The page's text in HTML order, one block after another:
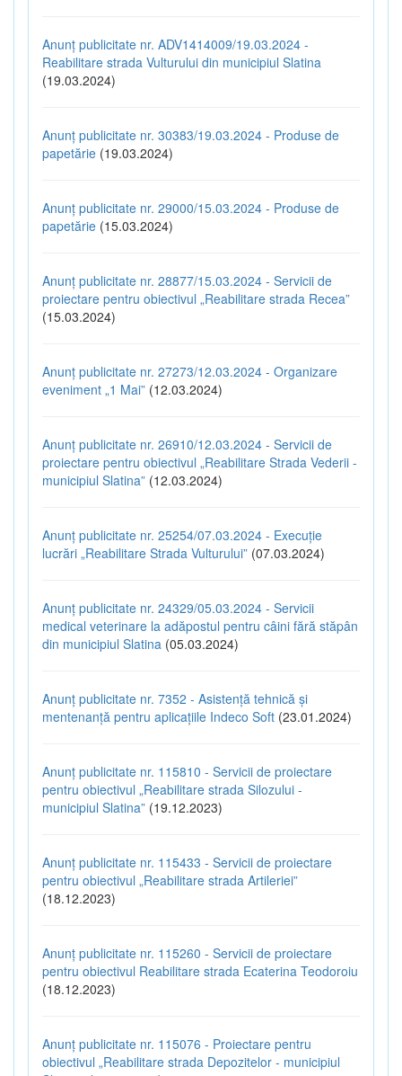
Anunț publicitate nr. ADV1414009/19.03.2024 -
Reabilitare strada Vulturului din municipiul Slatina
(19.03.2024)
Anunț publicitate nr. 30383/19.03.2024 - Produse de
papetărie (19.03.2024)
Anunț publicitate nr. 29000/15.03.2024 - Produse de
papetărie (15.03.2024)
Anunț publicitate nr. 28877/15.03.2024 - Servicii de
proiectare pentru obiectivul „Reabilitare strada Recea”
(15.03.2024)
Anunț publicitate nr. 27273/12.03.2024 - Organizare
eveniment „1 Mai” (12.03.2024)
Anunț publicitate nr. 26910/12.03.2024 - Servicii de
proiectare pentru obiectivul „Reabilitare Strada Vederii -
municipiul Slatina” (12.03.2024)
Anunț publicitate nr. 25254/07.03.2024 - Execuție
lucrări „Reabilitare Strada Vulturului” (07.03.2024)
Anunț publicitate nr. 24329/05.03.2024 - Servicii
medical veterinare la adăpostul pentru câini fără stăpân
din municipiul Slatina (05.03.2024)
Anunț publicitate nr. 7352 - Asistență tehnică și
mentenanță pentru aplicațiile Indeco Soft (23.01.2024)
Anunț publicitate nr. 115810 - Servicii de proiectare
pentru obiectivul „Reabilitare strada Silozului -
municipiul Slatina” (19.12.2023)
Anunț publicitate nr. 115433 - Servicii de proiectare
pentru obiectivul „Reabilitare strada Artileriei”
(18.12.2023)
Anunț publicitate nr. 115260 - Servicii de proiectare
pentru obiectivul Reabilitare strada Ecaterina Teodoroiu
(18.12.2023)
Anunț publicitate nr. 115076 - Proiectare pentru
obiectivul „Reabilitare strada Depozitelor - municipiul